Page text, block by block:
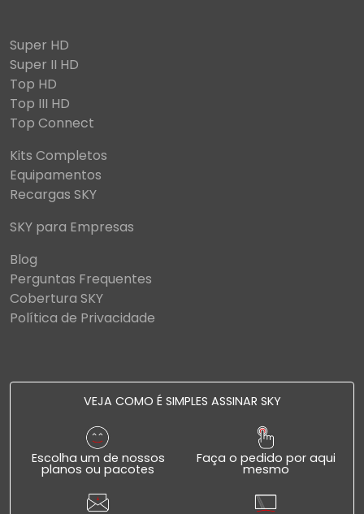
Super HD
Super II HD
Top HD
Top III HD
Top Connect
Kits Completos
Equipamentos
Recargas SKY
SKY para Empresas
Blog
Perguntas Frequentes
Cobertura SKY
Política de Privacidade
VEJA COMO É SIMPLES ASSINAR SKY
Escolha um de nossos
planos ou pacotes
Faça o pedido por aqui
mesmo